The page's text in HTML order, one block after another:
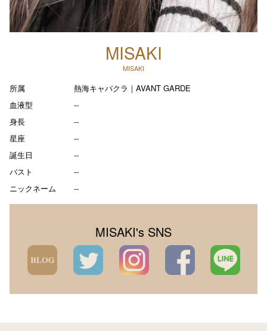
MISAKI
MISAKI
所属
熱海キャバクラ｜AVANT GARDE
血液型
--
身長
--
星座
--
誕生日
--
バスト
--
ニックネーム
--
MISAKI's SNS